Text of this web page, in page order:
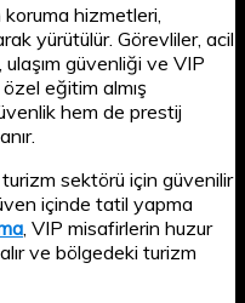
hizmetleri,
yürütülür. Görevliler, acil
güvenliği ve VIP
eğitim almış
hem de prestij
sektörü için güvenilir
içinde tatil yapma
, VIP misafirlerin huzur
ve bölgedeki turizm